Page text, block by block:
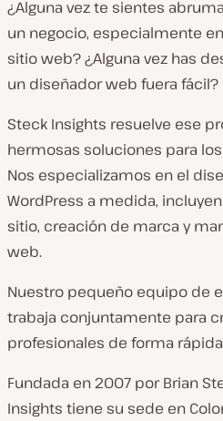
¿Alguna vez te sientes
un negocio, especialmente
sitio web? ¿Alguna vez has
un diseñador web fuera fácil?
Steck Insights resuelve ese
hermosas soluciones para
Nos especializamos en el
WordPress a medida,
sitio, creación de marca y
web.
Nuestro pequeño equipo de
trabaja conjuntamente para
profesionales de forma
Fundada en 2007 por Brian
Insights tiene su sede en